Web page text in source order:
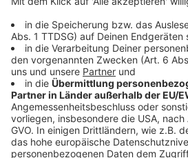
Sommerferien
Sommerferien in Leverkusen:
Anzeige